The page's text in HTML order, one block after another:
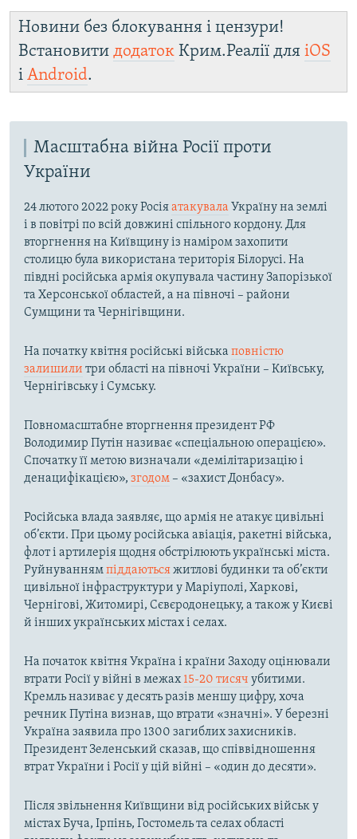
Новини без блокування і цензури!
Встановити додаток Крим.Реалії для iOS
і Android.
Масштабна війна Росії проти
України
24 лютого 2022 року Росіяатакувала Україну на землі
і в повітрі по всій довжині спільного кордону. Для
вторгнення на Київщину із наміром захопити
столицю була використана територія Білорусі. На
півдні російська армія окупувала частину Запорізької
та Херсонської областей, а на півночі – райони
Сумщини та Чернігівщини.
На початку квітня російські війська повністю
залишили три області на півночі України – Київську,
Чернігівську і Сумську.
Повномасштабне вторгнення президент РФ
Володимир Путін називає «спеціальною операцією».
Спочатку її метою визначали «демілітаризацію і
денацифікацією», згодом– «захист Донбасу».
Російська влада заявляє, що армія не атакує цивільні
об’єкти. При цьому російська авіація, ракетні війська,
флот і артилерія щодня обстрілюють українські міста.
Руйнуваннямпіддаютьсяжитлові будинки та об’єкти
цивільної інфраструктури у Маріуполі, Харкові,
Чернігові, Житомирі, Сєвєродонецьку, а також у Києві
й інших українських містах і селах.
На початок квітня Україна і країни Заходу оцінювали
втрати Росії у війні в межах 15-20 тисяч убитими.
Кремль називає у десять разів меншу цифру, хоча
речник Путіна визнав, що втрати «значні». У березні
Україна заявила про 1300 загиблих захисників.
Президент Зеленський сказав, що співвідношення
втрат України і Росії у цій війні – «один до десяти».
Після звільнення Київщини від російських військ у
містах Буча, Ірпінь, Гостомель та селах області